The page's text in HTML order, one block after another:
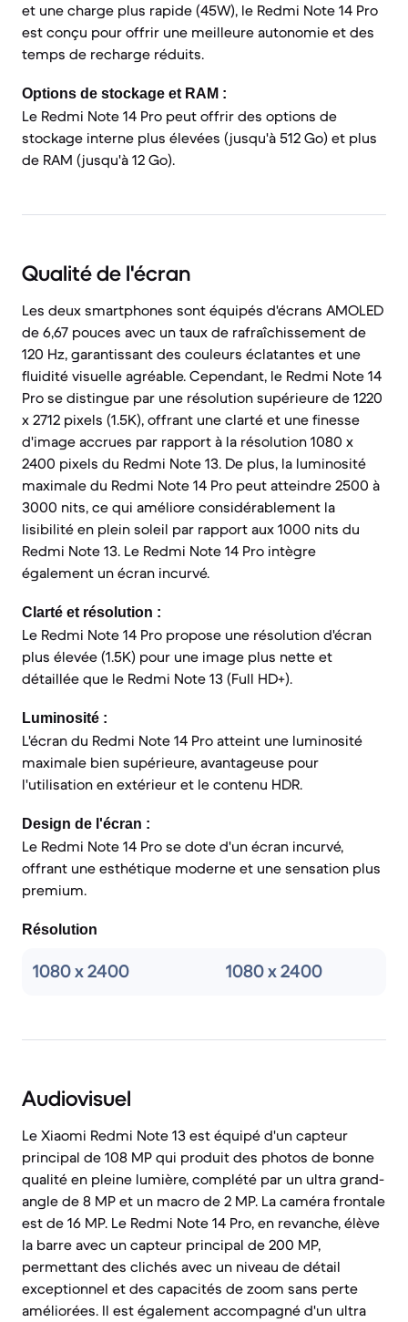
et une charge plus rapide (45W), le Redmi Note 14 Pro
est conçu pour offrir une meilleure autonomie et des
temps de recharge réduits.
Options de stockage et RAM :
Le Redmi Note 14 Pro peut offrir des options de
stockage interne plus élevées (jusqu'à 512 Go) et plus
de RAM (jusqu'à 12 Go).
Qualité de l'écran
Les deux smartphones sont équipés d'écrans AMOLED
de 6,67 pouces avec un taux de rafraîchissement de
120 Hz, garantissant des couleurs éclatantes et une
fluidité visuelle agréable. Cependant, le Redmi Note 14
Pro se distingue par une résolution supérieure de 1220
x 2712 pixels (1.5K), offrant une clarté et une finesse
d'image accrues par rapport à la résolution 1080 x
2400 pixels du Redmi Note 13. De plus, la luminosité
maximale du Redmi Note 14 Pro peut atteindre 2500 à
3000 nits, ce qui améliore considérablement la
lisibilité en plein soleil par rapport aux 1000 nits du
Redmi Note 13. Le Redmi Note 14 Pro intègre
également un écran incurvé.
Clarté et résolution :
Le Redmi Note 14 Pro propose une résolution d'écran
plus élevée (1.5K) pour une image plus nette et
détaillée que le Redmi Note 13 (Full HD+).
Luminosité :
L'écran du Redmi Note 14 Pro atteint une luminosité
maximale bien supérieure, avantageuse pour
l'utilisation en extérieur et le contenu HDR.
Design de l'écran :
Le Redmi Note 14 Pro se dote d'un écran incurvé,
offrant une esthétique moderne et une sensation plus
premium.
Résolution
1080 x 2400 1080 x 2400
Audiovisuel
Le Xiaomi Redmi Note 13 est équipé d'un capteur
principal de 108 MP qui produit des photos de bonne
qualité en pleine lumière, complété par un ultra grand-
angle de 8 MP et un macro de 2 MP. La caméra frontale
est de 16 MP. Le Redmi Note 14 Pro, en revanche, élève
la barre avec un capteur principal de 200 MP,
permettant des clichés avec un niveau de détail
exceptionnel et des capacités de zoom sans perte
améliorées. Il est également accompagné d'un ultra